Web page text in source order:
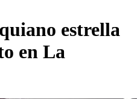
estrella
en La